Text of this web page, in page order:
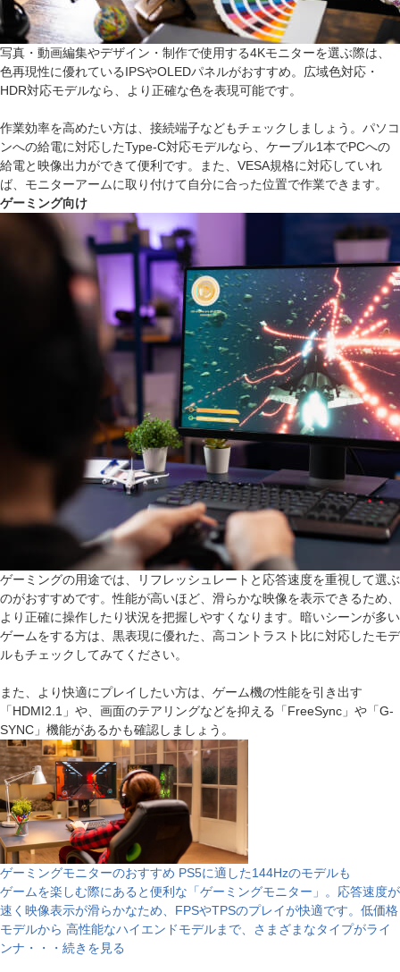
写真・動画編集やデザイン・制作で使用する4Kモニターを選ぶ際は、
色再現性に優れているIPSやOLEDパネルがおすすめ。広域色対応・
HDR対応モデルなら、より正確な色を表現可能です。
作業効率を高めたい方は、接続端子などもチェックしましょう。パソコ
ンへの給電に対応したType-C対応モデルなら、ケーブル1本でPCへの
給電と映像出力ができて便利です。また、VESA規格に対応していれ
ば、モニターアームに取り付けて自分に合った位置で作業できます。
ゲーミング向け
ゲーミングの用途では、リフレッシュレートと応答速度を重視して選ぶ
のがおすすめです。性能が高いほど、滑らかな映像を表示できるため、
より正確に操作したり状況を把握しやすくなります。暗いシーンが多い
ゲームをする方は、黒表現に優れた、高コントラスト比に対応したモデ
ルもチェックしてみてください。
また、より快適にプレイしたい方は、ゲーム機の性能を引き出す
「HDMI2.1」や、画面のテアリングなどを抑える「FreeSync」や「G-
SYNC」機能があるかも確認しましょう。
ゲーミングモニターのおすすめ PS5に適した144Hzのモデルも
ゲームを楽しむ際にあると便利な「ゲーミングモニター」。応答速度が
速く映像表示が滑らかなため、FPSやTPSのプレイが快適です。低価格
モデルから 高性能なハイエンドモデルまで、さまざまなタイプがライ
ンナ・・・続きを見る